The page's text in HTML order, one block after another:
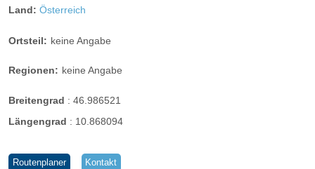
Land: Österreich
Ortsteil: keine Angabe
Regionen: keine Angabe
Breitengrad : 46.986521
Längengrad : 10.868094
Routenplaner Kontakt